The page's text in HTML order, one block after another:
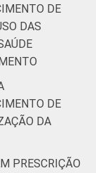
DE
DAS
DE
DA
PRESCRIÇÃO